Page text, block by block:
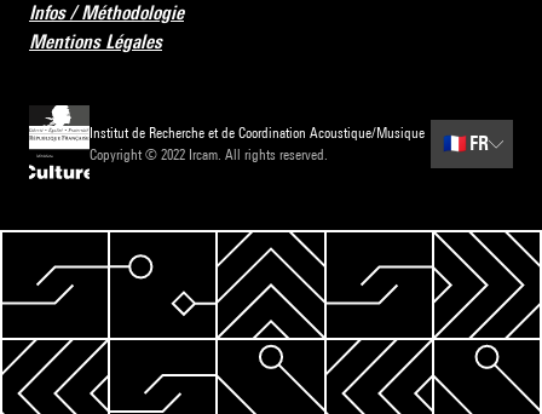
Infos / Méthodologie
Mentions Légales
Institut de Recherche et de Coordination Acoustique/Musique
Copyright © 2022 Ircam. All rights reserved.
🇫🇷 FR